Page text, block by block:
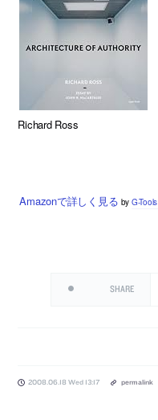
Richard Ross
Amazonで詳しく見る by G-Tools
SHARE
2008.06.18 Wed 13:17 permalink